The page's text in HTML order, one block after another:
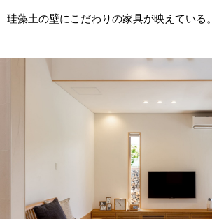
珪藻土の壁にこだわりの家具が映えている。